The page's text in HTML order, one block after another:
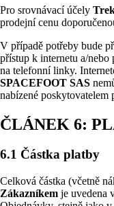
Pro srovnávací účely
prodejní cenu
V případě potřeby bude
přístup k internetu a/
na telefonní linky.
SPACEFOOT SAS
nabízené poskytovatelem
ČLÁNEK 6:
6.1 Částka platby
Celková částka (včetně
Zákazníkem je uvedena